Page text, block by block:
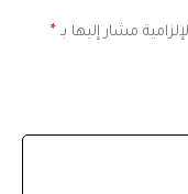
مشار إليها بـ *